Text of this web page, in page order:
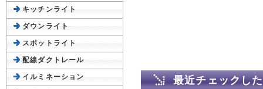
最近チェックし
キッチンライト
ダウンライト
スポットライト
配線ダクトレール
イルミネーション